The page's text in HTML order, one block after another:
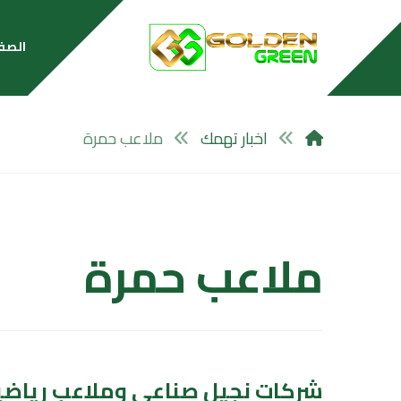
اخبار تهمك ملاعب حمرة
ملاعب حمرة
شركات نجيل صناعي وملاعب